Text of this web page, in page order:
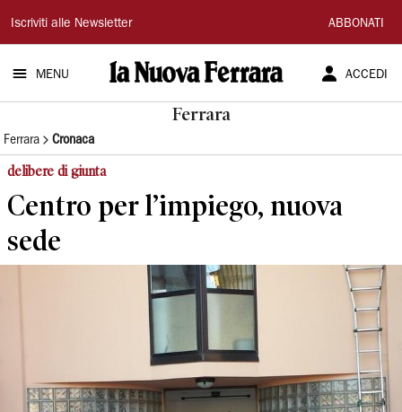
La
Nuova
Ferrara
Iscriviti alle Newsletter ABBONATI
MENU ACCEDI
Ferrara
Ferrara Cronaca
delibere di giunta
Centro per l’impiego, nuova
sede